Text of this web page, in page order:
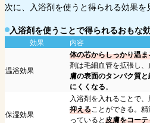
次に、入浴剤を使うと得られる効果を
入浴剤を使うことで得られるおもな
効果 内容
温浴効果
体の芯からしっかり温ま
剤は毛細血管を拡張し、
膚の表面のタンパク質
にくくなる。
保湿効果
入浴剤を入れることで
抑えることができる。
っていると皮膚をコー